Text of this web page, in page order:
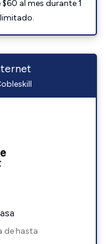
al mes durante 1
de hasta